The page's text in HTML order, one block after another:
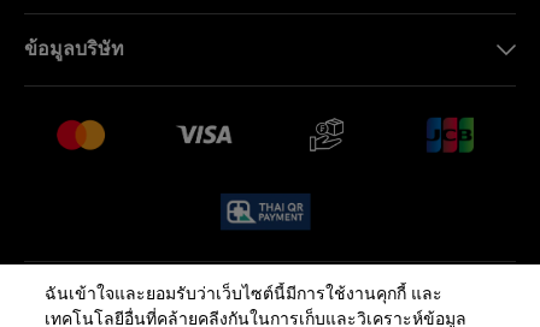
คำถามที่พบบ่อย (FAQ)
เงื่อนไขหลังการขาย
ข้อมูลบริษัท
งาน
นโยบายความเป็นส่วนตัว นโยบายคุกกี้
ฉันเข้าใจและยอมรับว่าเว็บไซต์นี้มีการใช้งานคุกกี้ และ
เทคโนโลยีอื่นที่คล้ายคลีงกันในการเก็บและวิเคราะห์ข้อมูล